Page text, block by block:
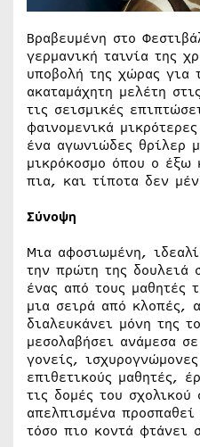
Βραβευμένη στο
γερμανική ταινία της
υποβολή της χώρας για
ακαταμάχητη μελέτη
τις σεισμικές
φαινομενικά
ένα αγωνιώδες θρίλερ
μικρόκοσμο όπου ο έξω
πια, και τίποτα δεν
Σύνοψη
Μια αφοσιωμένη,
την πρώτη της δουλειά
ένας από τους μαθητές
μια σειρά από κλοπές,
διαλευκάνει μόνη της
μεσολαβήσει ανάμεσα
γονείς,
επιθετικούς μαθητές,
τις δομές του
απελπισμένα
τόσο πιο κοντά φτάνει